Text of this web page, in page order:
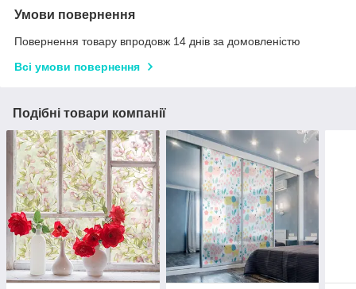
Умови повернення
Повернення товару впродовж 14 днів за домовленістю
Всі умови повернення
Подібні товари компанії